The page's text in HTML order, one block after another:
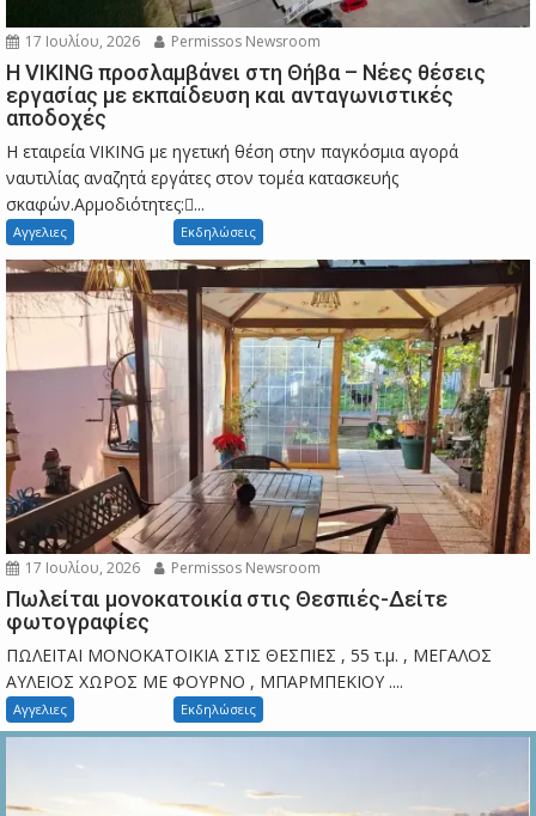
17 Ιουλίου, 2026 Permissos Newsroom
Η VIKING προσλαμβάνει στη Θήβα – Νέες θέσεις
εργασίας με εκπαίδευση και ανταγωνιστικές
αποδοχές
Η εταιρεία VIKING με ηγετική θέση στην παγκόσμια αγορά
ναυτιλίας αναζητά εργάτες στον τομέα κατασκευής
σκαφών.Αρμοδιότητες:...
Αγγελιες Εκδηλώσεις
17 Ιουλίου, 2026 Permissos Newsroom
Πωλείται μονοκατοικία στις Θεσπιές-Δείτε
φωτογραφίες
ΠΩΛΕΙΤΑΙ ΜΟΝΟΚΑΤΟΙΚΙΑ ΣΤΙΣ ΘΕΣΠΙΕΣ , 55 τ.μ. , ΜΕΓΑΛΟΣ
ΑΥΛΕΙΟΣ ΧΩΡΟΣ ΜΕ ΦΟΥΡΝΟ , ΜΠΑΡΜΠΕΚΙΟΥ ....
Αγγελιες Εκδηλώσεις